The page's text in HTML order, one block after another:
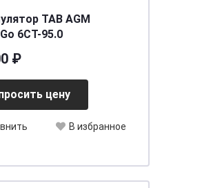
TAB AGM
6CT-95.0
₽
цену
В избранное